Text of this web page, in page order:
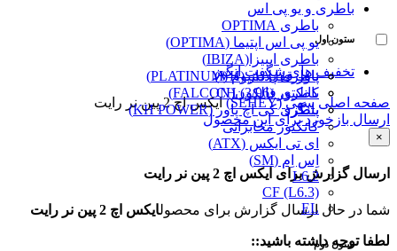
ستون اول
پاور قفل دار (VH)
کانکتور (3/96) CH
پینگرد
کانکتور مخابراتی
ای تی ایکس (ATX)
اِس اِم (SM)
L6.2
CF (L6.3)
EL
ستون دوم
باطری و یو پی اس
باطری OPTIMA
یو پی اس اپتیما (OPTIMA)
باطری ایبیزا(IBIZA)
باطری پلاتینیوم (PLATINUM)
باطری فالکون(FALCON)
باطری کی اچ پاور (KH POWER)
تخفیف های شگفت انگیز
صفحه اصلی سِهِی (SEHEY)
ایکس اچ 2 پین نر رایت
ارسال بازخورد برای این محصول
×
ارسال گزارش برای ایکس اچ 2 پین نر رایت
شما در حال ارسال گزارش برای محصولایکس اچ 2 پین نر رایت
لطفا توجه داشته باشید::